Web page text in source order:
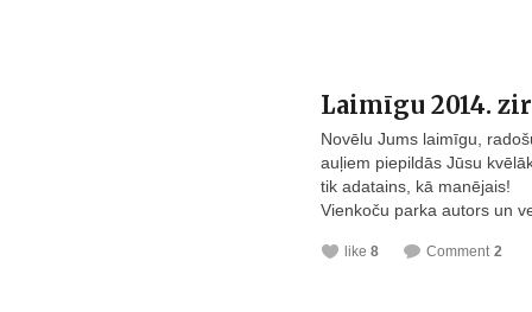
Laimīgu 2014.
Novēlu Jums laimīgu,
auļiem piepildās Jūsu
tik adatains, kā manējais!
Vienkoču parka autors un
like 8 Comment 2